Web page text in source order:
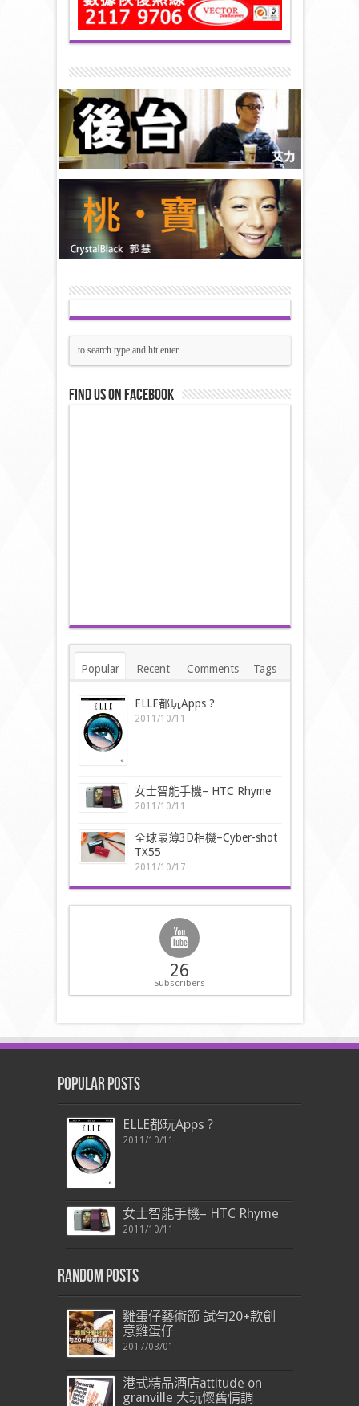
Find us on Facebook
Popular Recent Comments Tags
ELLE都玩Apps ?
2011/10/11
女士智能手機– HTC Rhyme
2011/10/11
全球最薄3D相機–Cyber-shot
TX55
2011/10/17
26
Subscribers
Popular Posts
ELLE都玩Apps ?
2011/10/11
女士智能手機– HTC Rhyme
2011/10/11
Random Posts
雞蛋仔藝術節 試勻20+款創
意雞蛋仔
2017/03/01
港式精品酒店attitude on
granville 大玩懷舊情調